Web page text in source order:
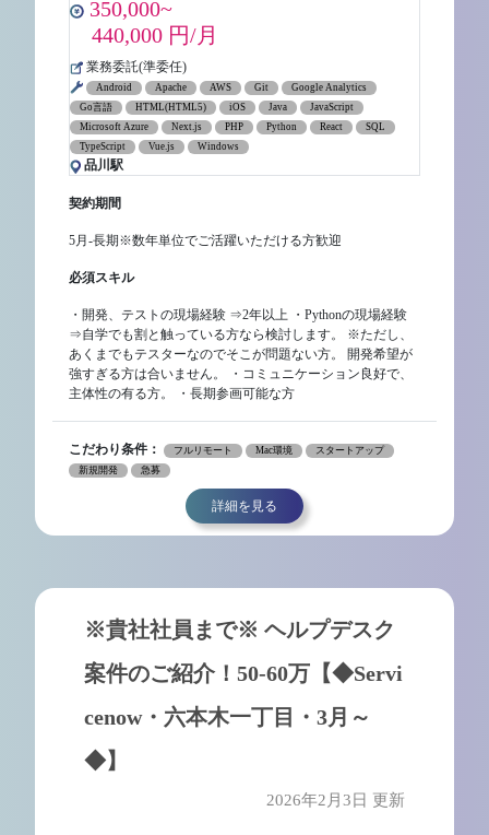
350,000~
440,000 円/月
業務委託(準委任)
Android Apache AWS Git
Google Analytics
Go言語
HTML(HTML5) iOS Java
JavaScript
Microsoft Azure
Next.js PHP Python React
SQL
TypeScript
Vue.js Windows
品川駅
契約期間
5月-長期※数年単位でご活躍いただける方歓迎
必須スキル
・開発、テストの現場経験 ⇒2年以上 ・Pythonの現場経験
⇒自学でも割と触っている方なら検討します。 ※ただし、
あくまでもテスターなのでそこが問題ない方。 開発希望が
強すぎる方は合いません。 ・コミュニケーション良好で、
主体性の有る方。 ・長期参画可能な方
こだわり条件： フルリモート Mac環境
スタートアップ
新規開発
急募
詳細を見る
※貴社社員まで※ ヘルプデスク
案件のご紹介！50-60万【◆Servi
cenow・六本木一丁目・3月～
◆】
2026年2月3日 更新